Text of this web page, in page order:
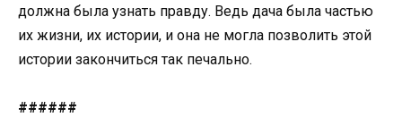
должна была узнать правду. Ведь дача была частью
их жизни, их истории, и она не могла позволить этой
истории закончиться так печально.
######